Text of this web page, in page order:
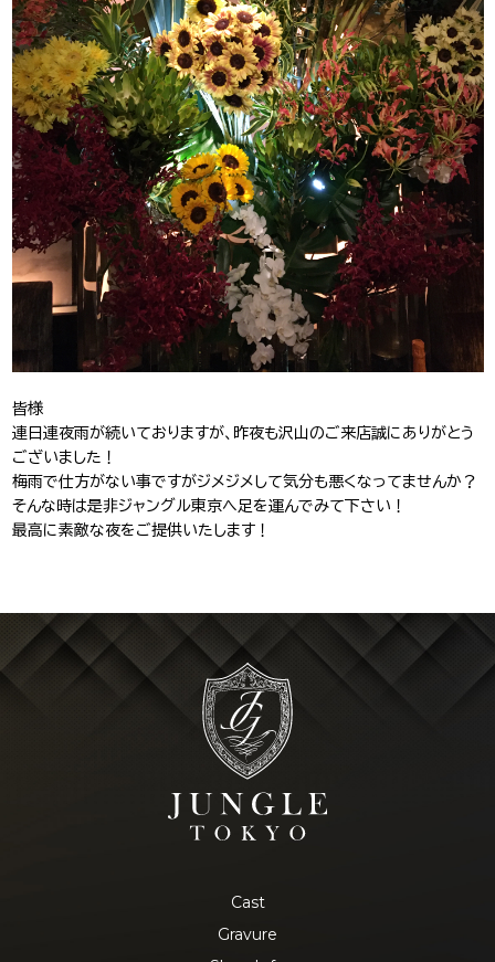
J-Tokyo
Entertainment
プロダクション事業
皆様
連日連夜雨が続いておりますが、昨夜も沢山のご来店誠にありがとう
ございました！
梅雨で仕方がない事ですがジメジメして気分も悪くなってませんか？
そんな時は是非ジャングル東京へ足を運んでみて下さい！
最高に素敵な夜をご提供いたします！
Cast
Gravure